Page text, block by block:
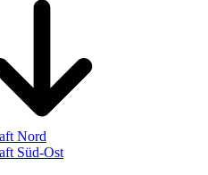
Nord
Süd-Ost